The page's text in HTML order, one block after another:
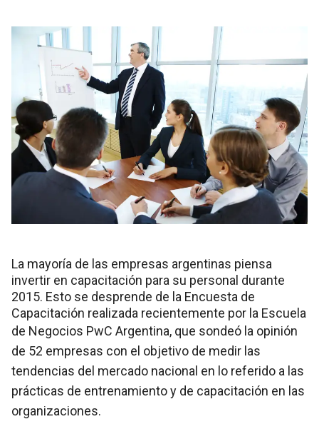
La mayoría de las empresas argentinas piensa
invertir en capacitación para su personal durante
2015. Esto se desprende de la Encuesta de
Capacitación realizada recientemente por la Escuela
de Negocios PwC Argentina, que sondeó la opinión
de 52 empresas con el objetivo de medir las
tendencias del mercado nacional en lo referido a las
prácticas de entrenamiento y de capacitación en las
organizaciones.